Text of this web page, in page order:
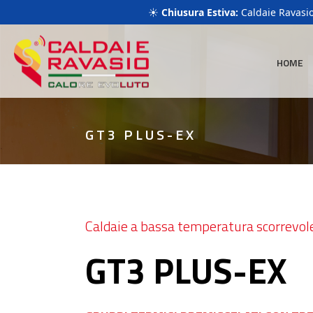
info@caldaie-ravasio.com Via Bedesco,
HOME
GT3 PLUS-EX
Caldaie a bassa temperatura
GT3 PLUS-EX
☀️ Chiusura Estiva: Caldaie